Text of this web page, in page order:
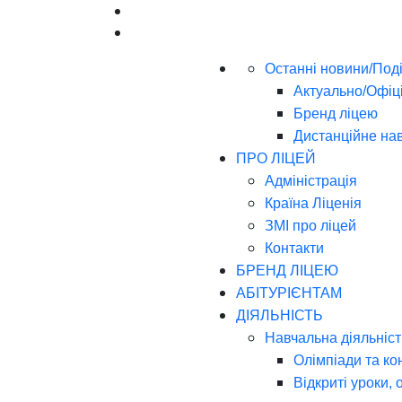
Останні новини/
Актуально/
Бренд ліцею
Дистанційне
ПРО ЛІЦЕЙ
Адміністрація
Країна Ліценія
ЗМІ про ліцей
Контакти
БРЕНД ЛІЦЕЮ
АБІТУРІЄНТАМ
ДІЯЛЬНІСТЬ
Навчальна
Олімпіади та
Відкриті уроки,